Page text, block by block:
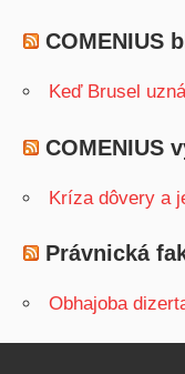
COMENIUS
Keď Brusel
COMENIUS
Kríza dôvery a
Právnická
Obhajoba